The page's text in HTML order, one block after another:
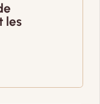
les